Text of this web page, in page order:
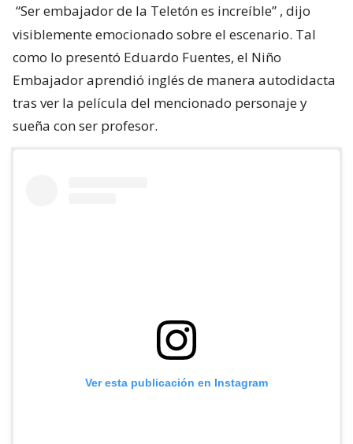
“Ser embajador de la Teletón es increíble” , dijo
visiblemente emocionado sobre el escenario. Tal
como lo presentó Eduardo Fuentes, el Niño
Embajador aprendió inglés de manera autodidacta
tras ver la película del mencionado personaje y
sueña con ser profesor.
Ver esta publicación en Instagram